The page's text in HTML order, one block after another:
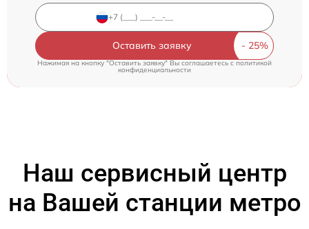
Оставить заявку
Нажимая на кнопку "Оставить заявку" Вы соглашаетесь cполитикой
конфиденциальности
Наш сервисный центр
на Вашей станции метро